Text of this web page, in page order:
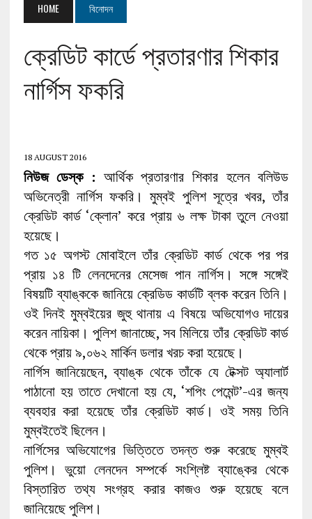
HOME বিনোদন
ক্রেডিট কার্ডে প্রতারণার শিকার
নার্গিস ফকরি
18 AUGUST 2016
নিউজ ডেস্ক : আর্থিক প্রতারণার শিকার হলেন বলিউড
অভিনেত্রী নার্গিস ফকরি। মুম্বই পুলিশ সূত্রে খবর, তাঁর
ক্রেডিট কার্ড ‘ক্লোন’ করে প্রায় ৬ লক্ষ টাকা তুলে নেওয়া
হয়েছে।
গত ১৫ অগস্ট মোবাইলে তাঁর ক্রেডিট কার্ড থেকে পর পর
প্রায় ১৪ টি লেনদেনের মেসেজ পান নার্গিস। সঙ্গে সঙ্গেই
বিষয়টি ব্যাঙ্ককে জানিয়ে ক্রেডিড কার্ডটি ব্লক করেন তিনি।
ওই দিনই মুম্বইয়ের জুহু থানায় এ বিষয়ে অভিযোগও দায়ের
করেন নায়িকা। পুলিশ জানাচ্ছে, সব মিলিয়ে তাঁর ক্রেডিট কার্ড
থেকে প্রায় ৯,০৬২ মার্কিন ডলার খরচ করা হয়েছে।
নার্গিস জানিয়েছেন, ব্যাঙ্ক থেকে তাঁকে যে টেক্সট অ্যালার্ট
পাঠানো হয় তাতে দেখানো হয় যে, ‘শপিং পেমেন্ট’-এর জন্য
ব্যবহার করা হয়েছে তাঁর ক্রেডিট কার্ড। ওই সময় তিনি
মুম্বইতেই ছিলেন।
নার্গিসের অভিযোগের ভিত্তিতে তদন্ত শুরু করেছে মুম্বই
পুলিশ। ভুয়ো লেনদেন সম্পর্কে সংশ্লিষ্ট ব্যাঙ্কের থেকে
বিস্তারিত তথ্য সংগ্রহ করার কাজও শুরু হয়েছে বলে
জানিয়েছে পুলিশ।